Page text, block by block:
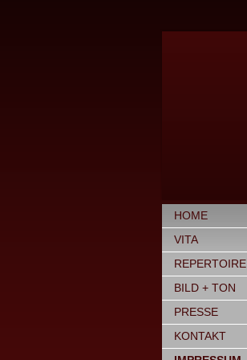
HOME
VITA
REPERTOIRE
BILD + TON
PRESSE
KONTAKT